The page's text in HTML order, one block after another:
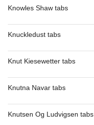
Knowles Shaw tabs
Knuckledust tabs
Knut Kiesewetter tabs
Knutna Navar tabs
Knutsen Og Ludvigsen tabs